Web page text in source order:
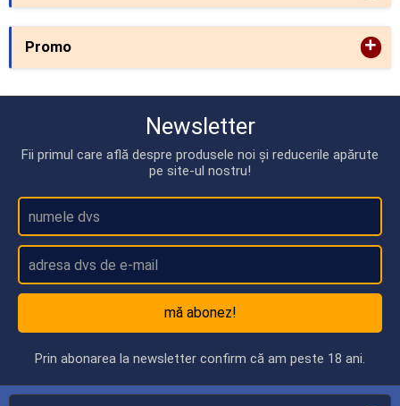
Promo +
Newsletter
Fii primul care află despre produsele noi și reducerile apărute
pe site-ul nostru!
mă abonez!
Prin abonarea la newsletter confirm că am peste 18 ani.